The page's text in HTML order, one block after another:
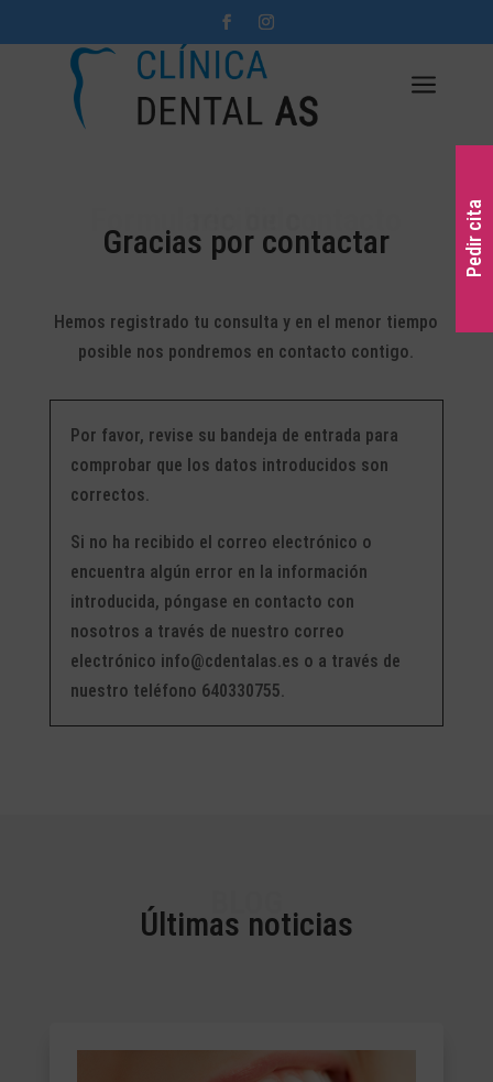
a
Gracias por contactar
Hemos registrado tu consulta y en el menor tiempo
posible nos pondremos en contacto contigo.
Por favor, revise su bandeja de entrada para
comprobar que los datos introducidos son
correctos.
Si no ha recibido el correo electrónico o
encuentra algún error en la información
introducida, póngase en contacto con
nosotros a través de nuestro correo
electrónico info@cdentalas.es o a través de
nuestro teléfono 640330755.
Últimas noticias
Pedir cita